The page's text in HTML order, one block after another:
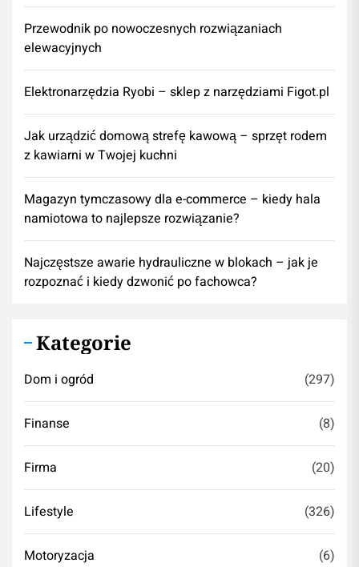
Przewodnik po nowoczesnych rozwiązaniach
elewacyjnych
Elektronarzędzia Ryobi – sklep z narzędziami Figot.pl
​Jak urządzić domową strefę kawową – sprzęt rodem
z kawiarni w Twojej kuchni
Magazyn tymczasowy dla e-commerce – kiedy hala
namiotowa to najlepsze rozwiązanie?
Najczęstsze awarie hydrauliczne w blokach – jak je
rozpoznać i kiedy dzwonić po fachowca?
Kategorie
Dom i ogród (297)
Finanse (8)
Firma (20)
Lifestyle (326)
Motoryzacja (6)